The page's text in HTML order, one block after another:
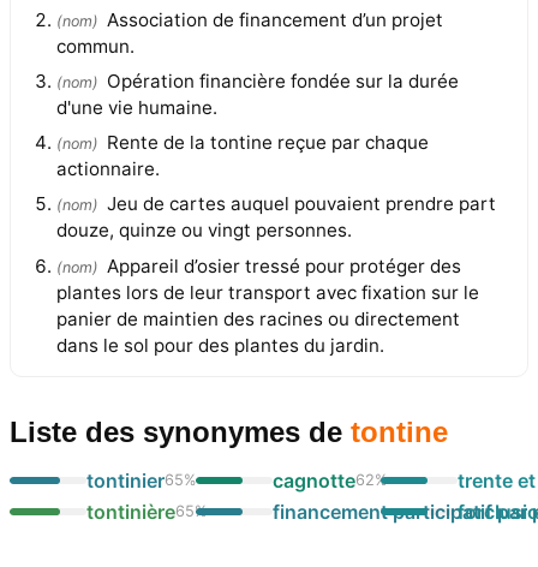
(nom) Association de financement d’un projet
commun.
(nom) Opération financière fondée sur la durée
d'une vie humaine.
(nom) Rente de la tontine reçue par chaque
actionnaire.
(nom) Jeu de cartes auquel pouvaient prendre part
douze, quinze ou vingt personnes.
(nom) Appareil d’osier tressé pour protéger des
plantes lors de leur transport avec fixation sur le
panier de maintien des racines ou directement
dans le sol pour des plantes du jardin.
Liste des synonymes de tontine
tontinier65%
tontinière65%
cagnotte62%
financement participatif par
trente